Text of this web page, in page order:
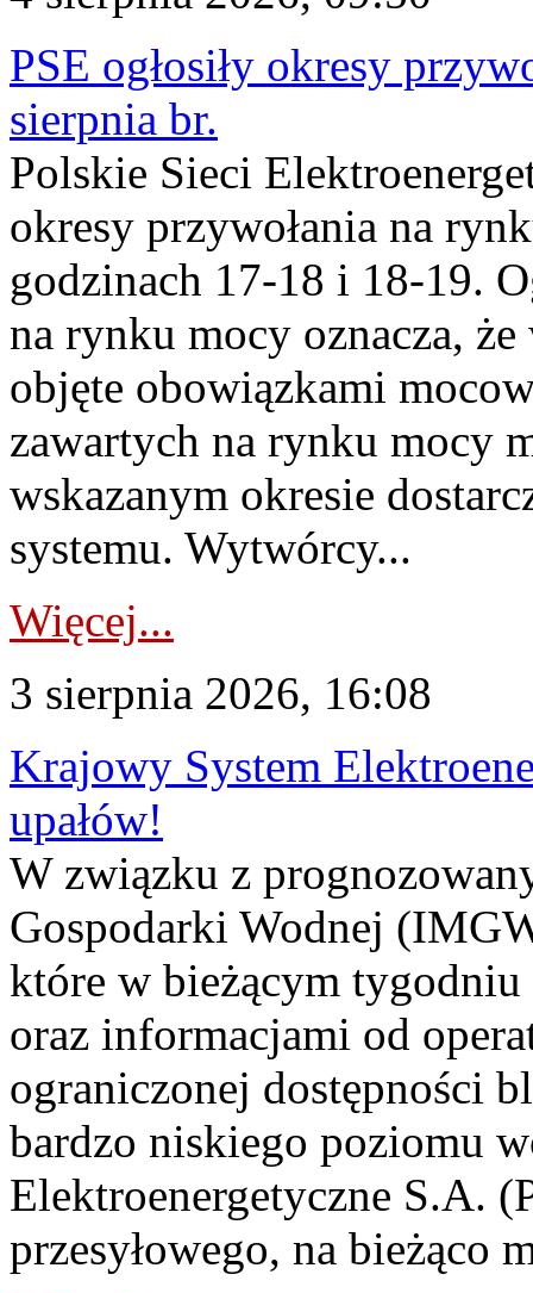
PSE ogłosiły okresy
sierpnia br.
Polskie Sieci
okresy przywołania na
godzinach 17-18 i 18-19.
na rynku mocy oznacza,
objęte obowiązkami
zawartych na rynku mocy
wskazanym okresie
systemu. Wytwórcy...
Więcej...
3 sierpnia 2026, 16:08
Krajowy System
upałów!
W związku z
Gospodarki Wodnej
które w bieżącym tygodniu
oraz informacjami od
ograniczonej dostępności
bardzo niskiego poziomu
Elektroenergetyczne S.A.
przesyłowego, na bieżąco